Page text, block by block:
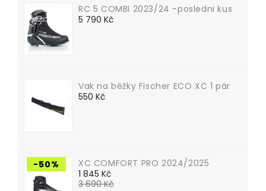
RC 5 COMBI 2023/24 -posledni kus
5 790 Kč
Vak na běžky Fischer ECO XC 1 pár
550 Kč
-50%
XC COMFORT PRO 2024/2025
1 845 Kč
cena
3 690 Kč